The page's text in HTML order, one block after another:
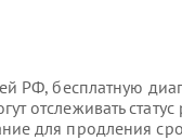
РФ, бесплатную
отслеживать статус
для продления